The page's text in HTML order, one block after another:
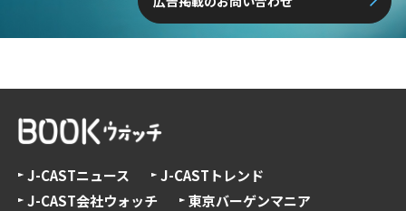
J-CASTニュース
J-CASTトレンド
J-CAST会社ウォッチ
東京バーゲンマニア